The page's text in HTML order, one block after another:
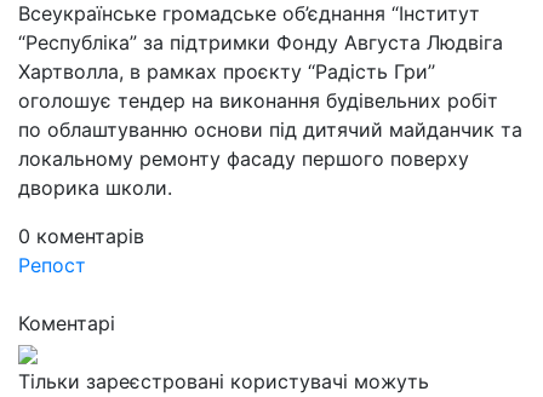
Всеукраїнське громадське об’єднання “Інститут
“Республіка” за підтримки Фонду Августа Людвіга
Хартволла, в рамках проєкту ‘‘Радість Гри’’
оголошує тендер на виконання будівельних робіт
по облаштуванню основи під дитячий майданчик та
локальному ремонту фасаду першого поверху
дворика школи.
0 коментарів
Репост
Коментарі
Тільки зареєстровані користувачі можуть